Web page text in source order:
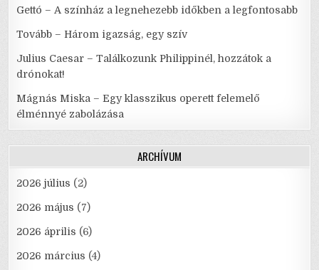
Gettó – A színház a legnehezebb időkben a legfontosabb
Tovább – Három igazság, egy szív
Julius Caesar – Találkozunk Philippinél, hozzátok a
drónokat!
Mágnás Miska – Egy klasszikus operett felemelő
élménnyé zabolázása
ARCHÍVUM
2026 július (2)
2026 május (7)
2026 április (6)
2026 március (4)